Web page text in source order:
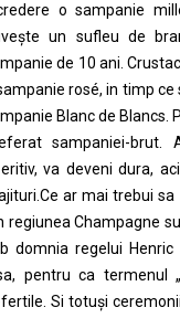
o sampanie
un sufleu de
de 10 ani.
rosé, in timp
Blanc de Blancs.
sampaniei-brut.
va deveni dura,
ar mai trebui sa
regiunea Champagne
domnia regelui
pentru ca termenul
Si totuși